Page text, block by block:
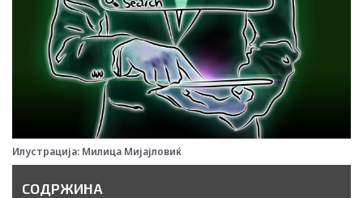
k
t
o
k
Илустрација: Милица Мијајловиќ
СОДРЖИНА